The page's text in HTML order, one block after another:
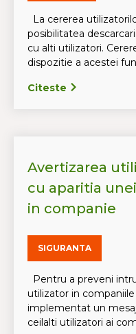
La cererea
posibilitatea
cu alti utilizatori.
dispozitie a acestei
Citeste
Avertizarea
cu aparitia
in companie
SIGURANTA
Pentru a preveni
utilizator in
implementat un
ceilalti utilizatori ai